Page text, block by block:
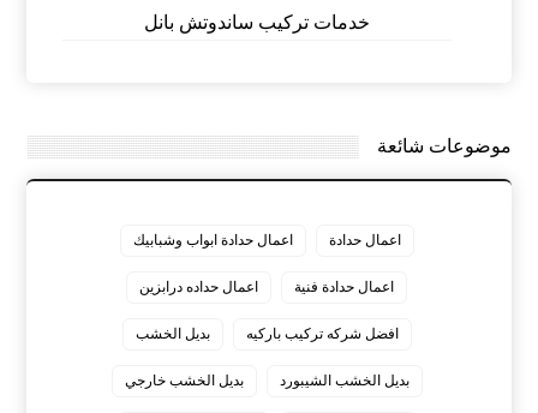
خدمات تركيب ساندوتش بانل
موضوعات شائعة
اعمال حدادة اعمال حدادة ابواب وشبابيك
اعمال حدادة فنية اعمال حداده درابزين
افضل شركه تركيب باركيه بديل الخشب
بديل الخشب الشيبورد بديل الخشب خارجي